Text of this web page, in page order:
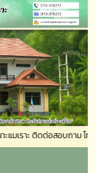
เราะ ติดต่อสอบถาม โท